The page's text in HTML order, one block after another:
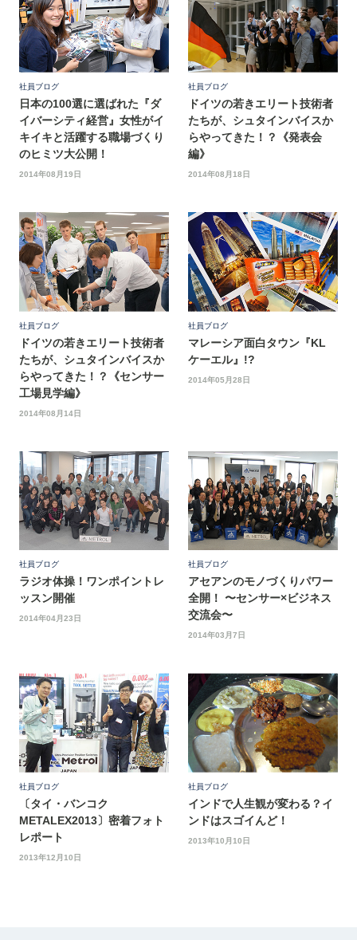
社員ブログ
日本の100選に選ばれた『ダ
イバーシティ経営』女性がイ
キイキと活躍する職場づくり
のヒミツ大公開！
2014年08月19日
社員ブログ
ドイツの若きエリート技術者
たちが、シュタインバイスか
らやってきた！？《発表会
編》
2014年08月18日
社員ブログ
ドイツの若きエリート技術者
たちが、シュタインバイスか
らやってきた！？《センサー
工場見学編》
2014年08月14日
社員ブログ
マレーシア面白タウン『KL
ケーエル』!?
2014年05月28日
社員ブログ
ラジオ体操！ワンポイントレ
ッスン開催
2014年04月23日
社員ブログ
アセアンのモノづくりパワー
全開！ 〜センサー×ビジネス
交流会〜
2014年03月7日
社員ブログ
〔タイ・バンコク
METALEX2013〕密着フォト
レポート
2013年12月10日
社員ブログ
インドで人生観が変わる？イ
ンドはスゴイんど！
2013年10月10日